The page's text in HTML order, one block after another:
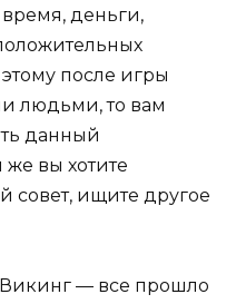
время, деньги,
после игры
людьми, то вам
данный
вы хотите
совет, ищите другое
Викинг — все прошло